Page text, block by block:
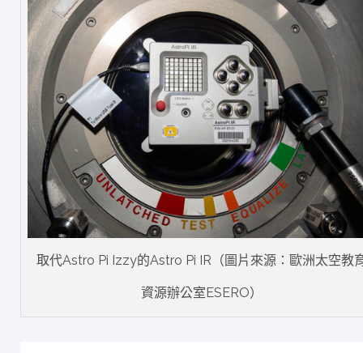
取代Astro Pi Izzy的Astro Pi IR（圖片來源：歐洲太空教
資源辦公室ESERO）